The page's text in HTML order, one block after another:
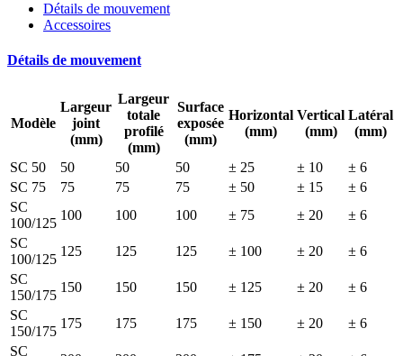
Détails de mouvement
Accessoires
Détails de mouvement
Modèle
Largeur
joint
(mm)
Largeur
totale
profilé
(mm)
Surface
exposée
(mm)
Horizontal
(mm)
Vertical
(mm)
Latéral
(mm)
SC 50 50 50 50 ± 25 ± 10
± 6
SC 75
75 75 75 ± 50 ± 15
± 6
SC
100/125
100 100 100 ± 75 ± 20
± 6
SC
100/125
125 125 125 ± 100 ± 20
± 6
SC
150/175
150 150 150 ± 125 ± 20
± 6
SC
150/175
175 175 175 ± 150 ± 20
± 6
SC